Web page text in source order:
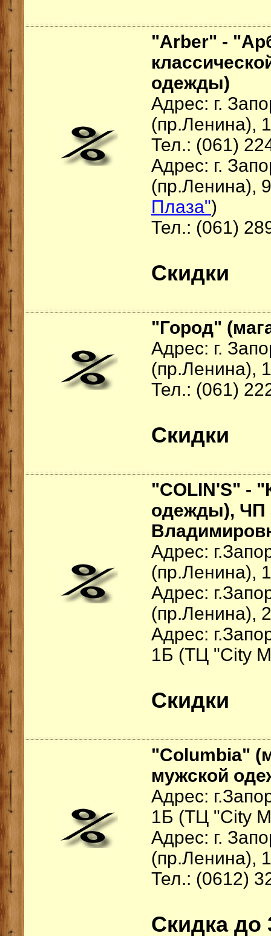
"Arber" -
одежды)
Адрес: г.
(пр.Ленина),
Тел.: (061)
Адрес: г.
(пр.Ленина),
Плаза")
Тел.: (061)
Скидки
"Город"
Адрес: г.
(пр.Ленина),
Тел.: (061)
Скидки
"COLIN'S" -
одежды), ЧП
Адрес:
(пр.Ленина),
Адрес:
(пр.Ленина),
Адрес:
1Б (ТЦ "City
Скидки
"Columbia"
мужской
Адрес:
1Б (ТЦ "City
Адрес: г.
(пр.Ленина),
Тел.: (0612)
Скидка до